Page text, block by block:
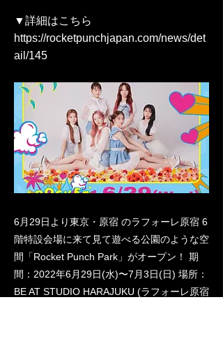
▼詳細はこちら
https://rocketpunchjapan.com/news/det
ail/145
6月29日より東京・原宿 のラフォーレ原宿 6
階特設会場に来て見て遊べる公園のような空
間「Rocket Punch Park」がオープン！ 期
間：2022年6月29日(水)〜7月3日(日) 場所：
BE AT STUDIO HARAJUKU (ラフォーレ原宿